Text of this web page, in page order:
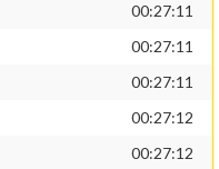
00:27:11
00:27:11
00:27:11
00:27:12
00:27:12